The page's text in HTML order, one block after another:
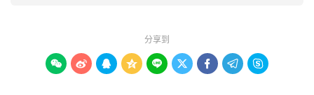
分享到
        